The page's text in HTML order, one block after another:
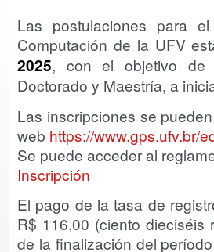
Las postulaciones para
Computación de la UFV
2025, con el objetivo de
Doctorado y Maestría, a
Las inscripciones se
web https://www.gps.ufv.br/
Se puede acceder al
Inscripción
El pago de la tasa de
R$ 116,00 (ciento
de la finalización del